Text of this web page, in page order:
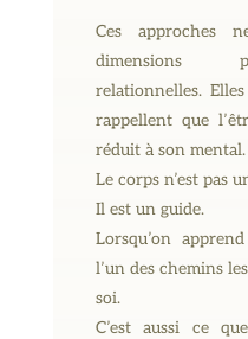
Ces approches
dimensions
relationnelles.
rappellent que
réduit à son mental.
Le corps n’est pas
Il est un guide.
Lorsqu’on
l’un des chemins
soi.
C’est aussi ce